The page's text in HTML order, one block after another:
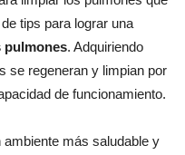
tips para lograr una
pulmones. Adquiriendo
se regeneran y limpian por
de funcionamiento.
más saludable y